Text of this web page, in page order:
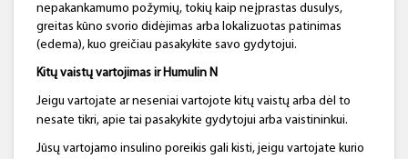
nepakankamumo požymių, tokių kaip neįprastas dusulys,
greitas kūno svorio didėjimas arba lokalizuotas patinimas
(edema), kuo greičiau pasakykite savo gydytojui.
Kitų vaistų vartojimas ir Humulin N
Jeigu vartojate ar neseniai vartojote kitų vaistų arba dėl to
nesate tikri, apie tai pasakykite gydytojui arba vaistininkui.
Jūsų vartojamo insulino poreikis gali kisti, jeigu vartojate kurio